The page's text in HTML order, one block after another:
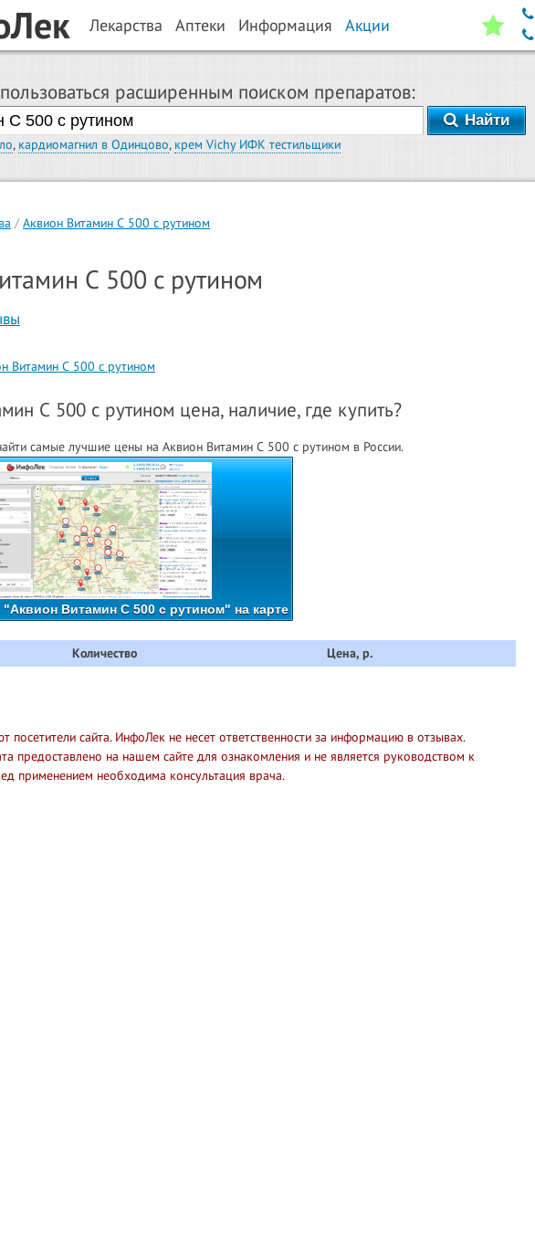
Лекарства Аптеки Информация Акции
расширенным поиском препаратов:
Найти
, кардиомагнил в Одинцово, крем Vichy ИФК тестильщики
Аквион Витамин С 500 с рутином
С 500 с рутином
Витамин С 500 с рутином
С 500 с рутином цена, наличие, где купить?
самые лучшие цены на Аквион Витамин С 500 с рутином в России.
"Аквион Витамин С 500 с рутином" на карте
Количество Цена, р.
сайта. ИнфоЛек не несет ответственности за информацию в отзывах.
предоставлено на нашем сайте для ознакомления и не является руководством к
применением необходима консультация врача.